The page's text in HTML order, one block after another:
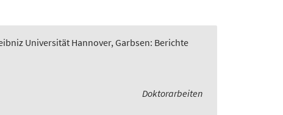
Universität Hannover, Garbsen: Berichte
Doktorarbeiten